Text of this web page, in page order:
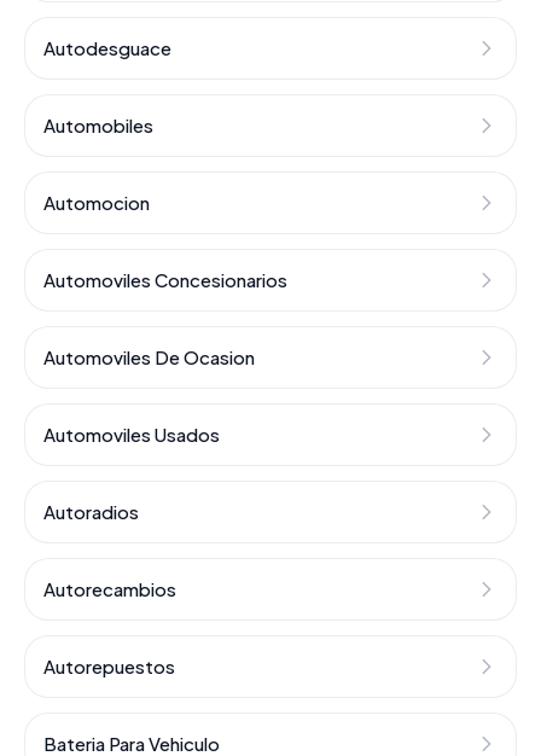
Autodesguace
Automobiles
Automocion
Automoviles Concesionarios
Automoviles De Ocasion
Automoviles Usados
Autoradios
Autorecambios
Autorepuestos
Bateria Para Vehiculo